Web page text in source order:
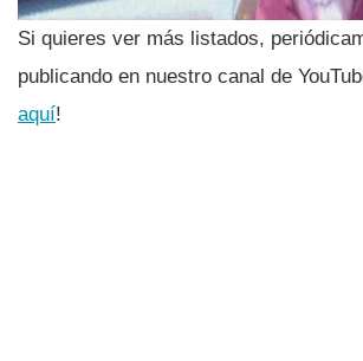
Si quieres ver más listados,
publicando en nuestro canal de
aquí­!